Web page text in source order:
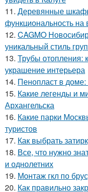
11. Деревянные
функциональность
12. CAGMO
уникальный стиль
13. Трубы отопления:
украшение интерьера
14. Пенопласт в доме:
15. Какие легенды и
Архангельска
16. Какие парки
туристов
17. Как выбрать
18. Все, что нужно
и однолетних
19. Монтаж гкл по
20. Как правильно